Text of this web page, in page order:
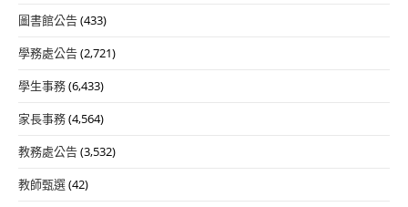
圖書館公告(433)
學務處公告(2,721)
學生事務(6,433)
家長事務(4,564)
教務處公告(3,532)
教師甄選(42)